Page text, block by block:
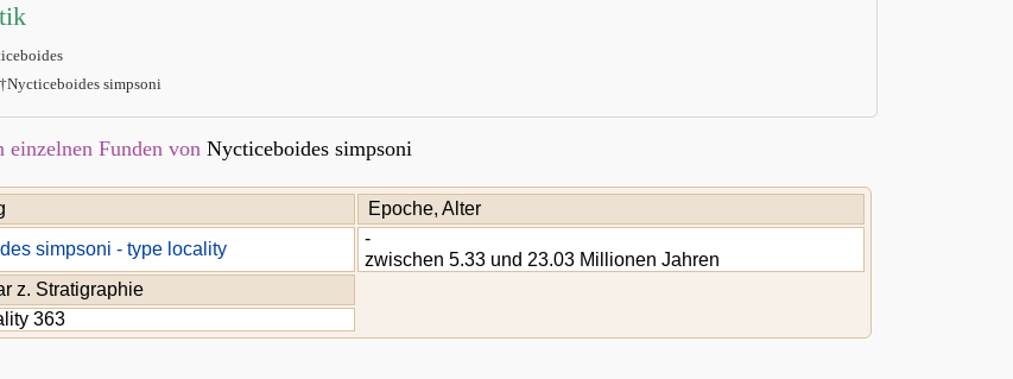
†Nycticeboides simpsoni
einzelnen Funden von Nycticeboides simpsoni
Epoche, Alter
simpsoni - type locality
-
zwischen 5.33 und 23.03 Millionen Jahren
z. Stratigraphie
363